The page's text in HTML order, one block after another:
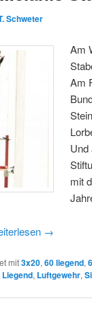
Schweter
Am
Am
Und
mit
→
mit3x20, 60 liegend,
Liegend, Luftgewehr,